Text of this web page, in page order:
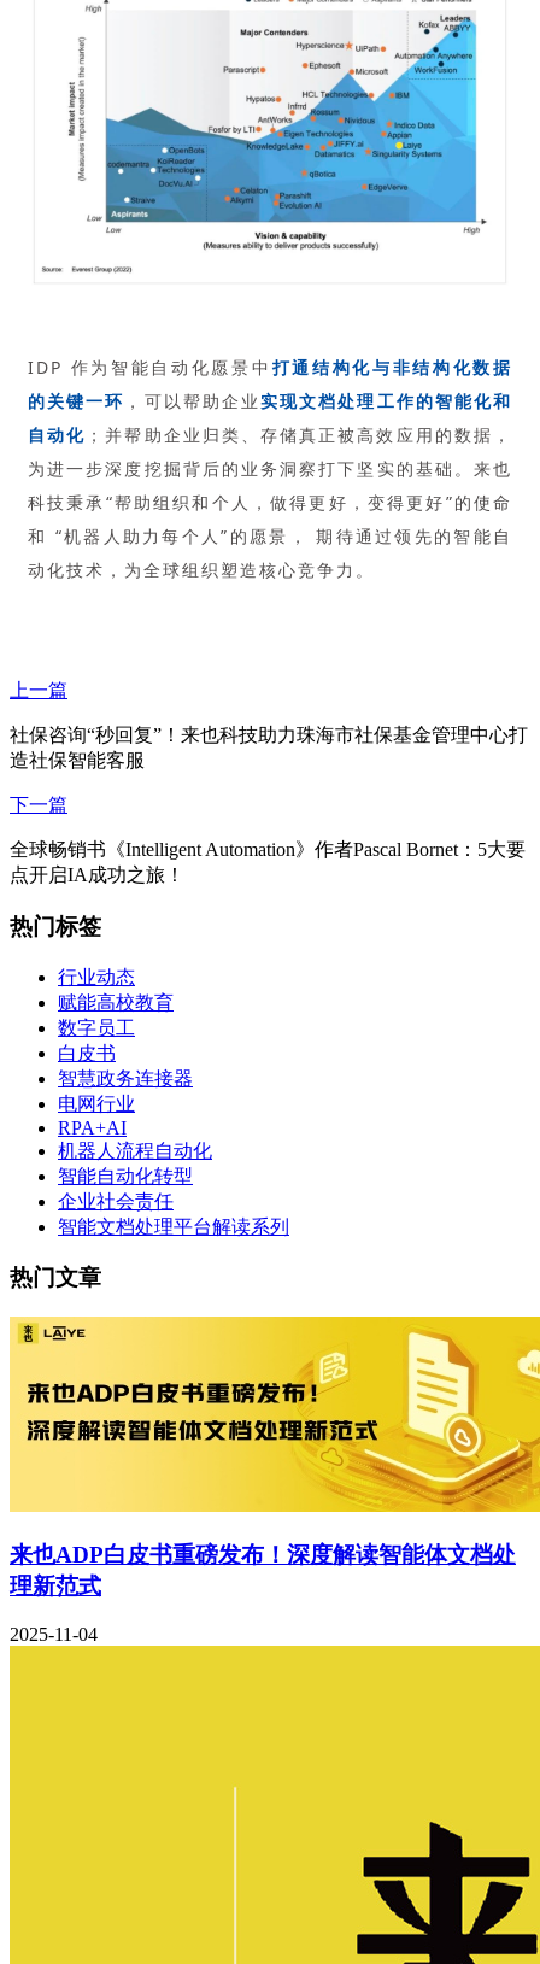
IDP 作为智能自动化愿景中 打通结构化与非结构化数据
的关键一环 ，可以帮助企业实现文档处理工作的智能化和
自动化 ；并帮助企业归类、存储真正被高效应用的数据，
为进一步深度挖掘背后的业务洞察打下坚实的基础。来也
科技秉承“帮助组织和个人，做得更好，变得更好”的使命
和 “机器人助力每个人”的愿景， 期待通过领先的智能自
动化技术，为全球组织塑造核心竞争力。
上一篇
社保咨询“秒回复”！来也科技助力珠海市社保基金管理中心打
造社保智能客服
下一篇
全球畅销书《Intelligent Automation》作者Pascal Bornet：5大要
点开启IA成功之旅！
热门标签
行业动态
赋能高校教育
数字员工
白皮书
智慧政务连接器
电网行业
RPA+AI
机器人流程自动化
智能自动化转型
企业社会责任
智能文档处理平台解读系列
热门文章
来也ADP白皮书重磅发布！深度解读智能体文档处
理新范式
2025-11-04